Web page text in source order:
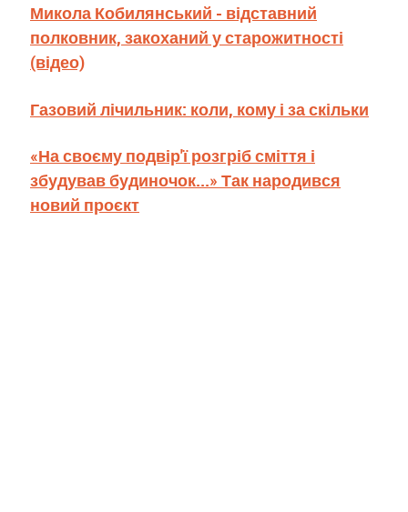
Микола Кобилянський - відставний
полковник, закоханий у старожитності
(відео)
Газовий лічильник: коли, кому і за скільки
«На своєму подвір'ї розгріб сміття і
збудував будиночок...» Так народився
новий проєкт